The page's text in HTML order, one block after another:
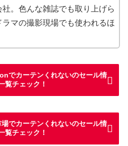
。色んな雑誌でも取り上げら
ラマの撮影現場でも使われるほ
でカーテンくれないのセール情
覧チェック！
でカーテンくれないのセール情
覧チェック！